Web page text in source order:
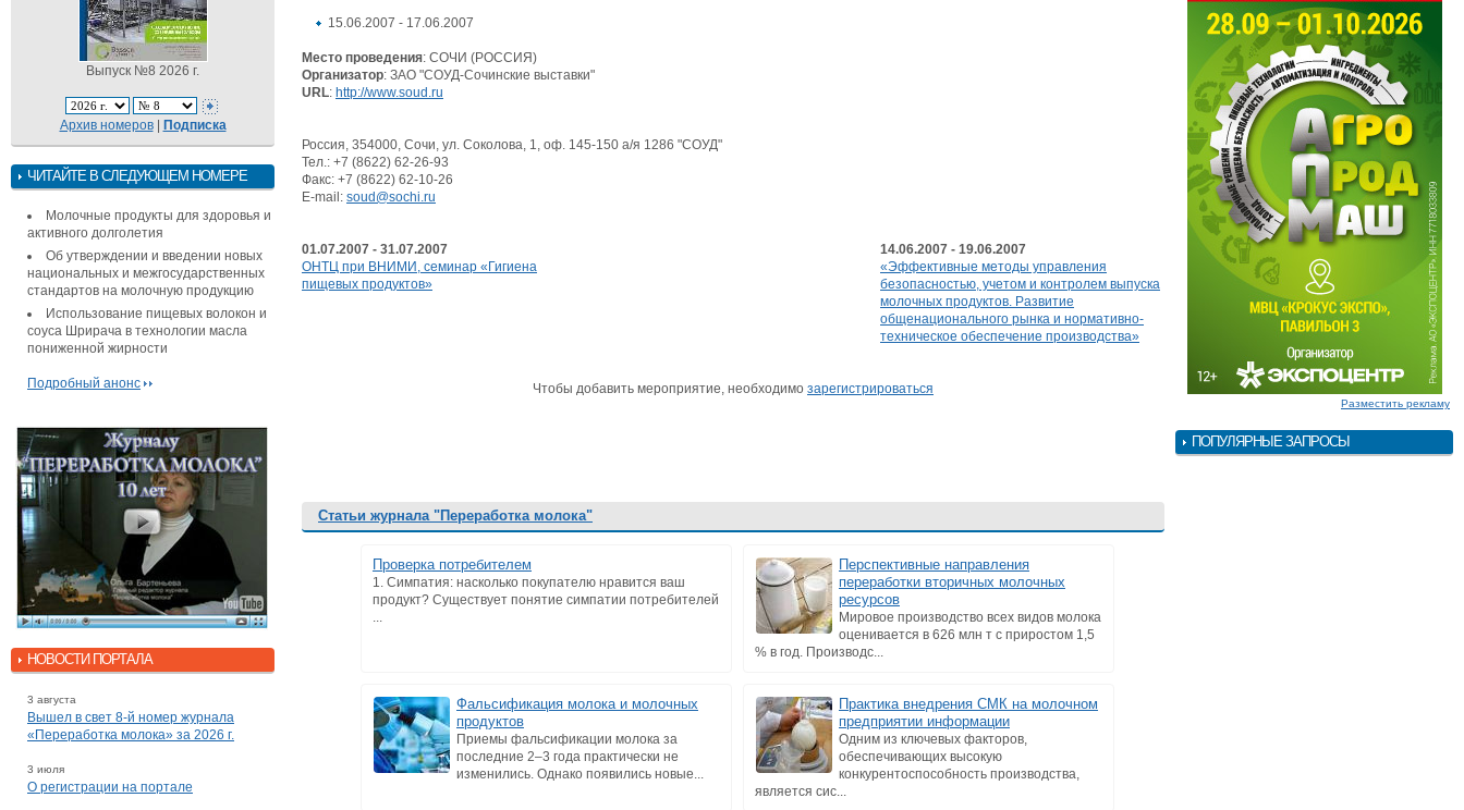
Выпуск №8 2026 г.
Архив номеров| Подписка
ЧИТАЙТЕ В СЛЕДУЮЩЕМ НОМЕРЕ
Молочные продукты для здоровья и
активного долголетия
Об утверждении и введении новых
национальных и межгосударственных
стандартов на молочную продукцию
Использование пищевых волокон и
соуса Шрирача в технологии масла
пониженной жирности
Подробный анонс
НОВОСТИ ПОРТАЛА
3 августа
Вышел в свет 8-й номер журнала
«Переработка молока» за 2026 г.
3 июля
О регистрации на портале
15.06.2007 - 17.06.2007
Место проведения: СОЧИ (РОССИЯ)
Организатор: ЗАО "СОУД-Сочинские выставки"
URL: http://www.soud.ru
Россия, 354000, Сочи, ул. Соколова, 1, оф. 145-150 а/я 1286 "СОУД"
Тел.: +7 (8622) 62-26-93
Факс: +7 (8622) 62-10-26
E-mail: soud@sochi.ru
01.07.2007 - 31.07.2007
ОНТЦ при ВНИМИ, семинар «Гигиена
пищевых продуктов»
14.06.2007 - 19.06.2007
«Эффективные методы управления
безопасностью, учетом и контролем выпуска
молочных продуктов. Развитие
общенационального рынка и нормативно-
техническое обеспечение производства»
Чтобы добавить мероприятие, необходимо зарегистрироваться
Статьи журнала "Переработка молока"
Проверка потребителем
1. Симпатия: насколько покупателю нравится ваш
продукт? Существует понятие симпатии потребителей
...
Перспективные направления
переработки вторичных молочных
ресурсов
Мировое производство всех видов молока
оценивается в 626 млн т c приростом 1,5
% в год. Производс...
Фальсификация молока и молочных
продуктов
Приемы фальсификации молока за
последние 2–3 года практически не
изменились. Однако появились новые...
Практика внедрения СМК на молочном
предприятии информации
Одним из ключевых факторов,
обеспечивающих высокую
конкурентоспособность производства,
является сис...
Разместить рекламу
ПОПУЛЯРНЫЕ ЗАПРОСЫ